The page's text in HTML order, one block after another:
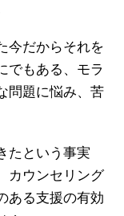
今だからそれを
でもある、モラ
問題に悩み、苦
たという事実
カウンセリング
ある支援の有効